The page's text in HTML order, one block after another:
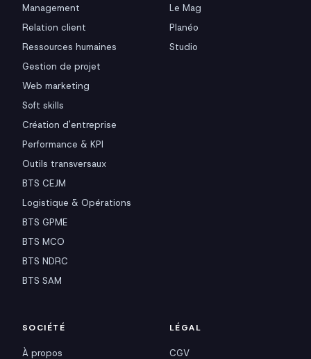
Management
Relation client
Ressources humaines
Gestion de projet
Web marketing
Soft skills
Création d'entreprise
Performance & KPI
Outils transversaux
BTS CEJM
Logistique & Opérations
BTS GPME
BTS MCO
BTS NDRC
BTS SAM
Le Mag
Planéo
Studio
SOCIÉTÉ
À propos
LÉGAL
CGV